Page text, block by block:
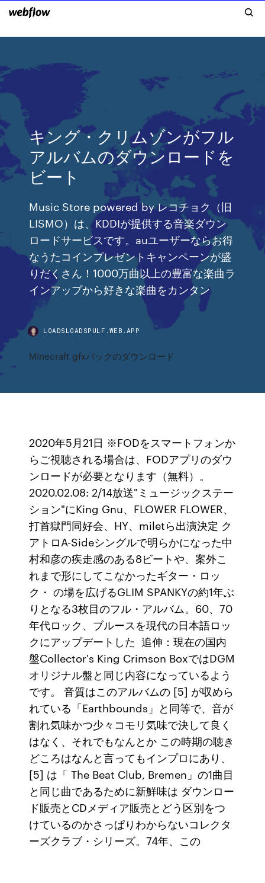
キング・クリムゾンがフル
アルバムのダウンロードを
ビート
Music Store powered by レコチョク（旧
LISMO）は、KDDIが提供する音楽ダウン
ロードサービスです。auユーザーならお得
なうたコインプレゼントキャンペーンが盛
りだくさん！1000万曲以上の豊富な楽曲ラ
インアップから好きな楽曲をカンタン
LOADSLOADSPULF.WEB.APP
Minecraft gfxパックのダウンロード
2020年5月21日 ※FODをスマートフォンか
らご視聴される場合は、FODアプリのダウ
ンロードが必要となります（無料）。
2020.02.08: 2/14放送"ミュージックステー
ション"にKing Gnu、FLOWER FLOWER、
打首獄門同好会、HY、miletら出演決定 ク
アトロA-Sideシングルで明らかになった中
村和彦の疾走感のある8ビートや、案外こ
れまで形にしてこなかったギター・ロッ
ク・ の場を広げるGLIM SPANKYの約1年ぶ
りとなる3枚目のフル・アルバム。60、70
年代ロック、ブルースを現代の日本語ロッ
クにアップデートした 追伸：現在の国内
盤Collector's King Crimson BoxではDGM
オリジナル盤と同じ内容になっているよう
です。 音質はこのアルバムの [5] が収めら
れている「Earthbounds」と同等で、音が
割れ気味かつ少々コモリ気味で決して良く
はなく、それでもなんとか この時期の聴き
どころはなんと言ってもインプロにあり、
[5] は「 The Beat Club, Bremen」の1曲目
と同じ曲であるために新鮮味は ダウンロー
ド販売とCDメディア販売とどう区別をつ
けているのかさっぱりわからないコレクタ
ーズクラブ・シリーズ。74年、この